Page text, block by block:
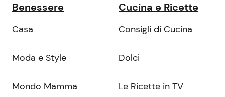
Benessere
Casa
Moda e Style
Mondo Mamma
Cucina e Ricette
Consigli di Cucina
Dolci
Le Ricette in TV